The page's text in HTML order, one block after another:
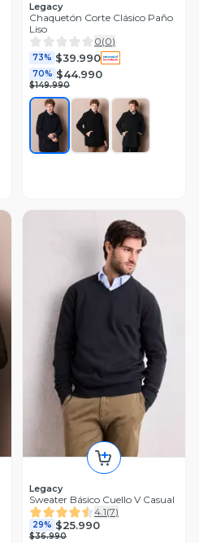
Legacy
Chaquetón Corte Clásico Paño
Liso
0(0)
73% $39.990
70% $44.990
$149.990
Legacy
Sweater Básico Cuello V Casual
4.1(7)
29% $25.990
$36.990